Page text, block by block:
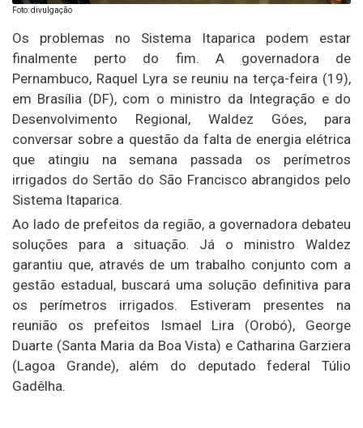
Foto: divulgação
Os problemas no Sistema Itaparica podem estar
finalmente perto do fim. A governadora de
Pernambuco, Raquel Lyra se reuniu na terça-feira (19),
em Brasília (DF), com o ministro da Integração e do
Desenvolvimento Regional, Waldez Góes, para
conversar sobre a questão da falta de energia elétrica
que atingiu na semana passada os perímetros
irrigados do Sertão do São Francisco abrangidos pelo
Sistema Itaparica.
Ao lado de prefeitos da região, a governadora debateu
soluções para a situação. Já o ministro Waldez
garantiu que, através de um trabalho conjunto com a
gestão estadual, buscará uma solução definitiva para
os perímetros irrigados. Estiveram presentes na
reunião os prefeitos Ismael Lira (Orobó), George
Duarte (Santa Maria da Boa Vista) e Catharina Garziera
(Lagoa Grande), além do deputado federal Túlio
Gadêlha.